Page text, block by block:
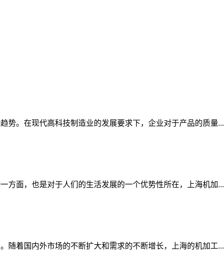
势。在现代高科技制造业的发展要求下，企业对于产品的质量...
方面，也是对于人们的生活发展的一个优势性所在，上海机加...
随着国内外市场的不断扩大和需求的不断增长，上海的机加工...